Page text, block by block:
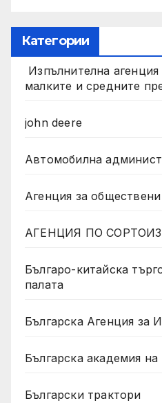
Категории
Изпълнителна
малките и средните
john deere
Автомобилна
Агенция за
АГЕНЦИЯ ПО
Българо-китайска
палата
Българска Агенция за
Българска академия на
Български трактори